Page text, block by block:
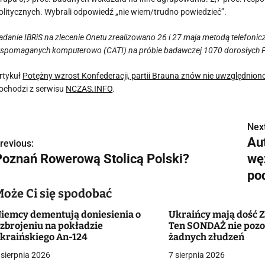
Wybrali odpowiedź „nie wiem/trudno powiedzieć”.
IBRiS na zlecenie Onetu zrealizowano 26 i 27 maja metodą
komputerowo (CATI) na próbie badawczej 1070 dorosłych
Potężny wzrost Konfederacji, partii Brauna znów nie
z serwisu NCZAS.INFO.
Rowerową Stolicą Polski?
Ci się spodobać
dementują doniesienia o
na pokładzie
An-124
2026
Ukraińcy mają dość
Ten SONDAŻ nie
żadnych złudzeń
7 sierpnia 2026